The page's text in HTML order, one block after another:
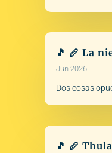
🎵 🪈 La
Jun 2026
Dos cosas
🎵 🪈